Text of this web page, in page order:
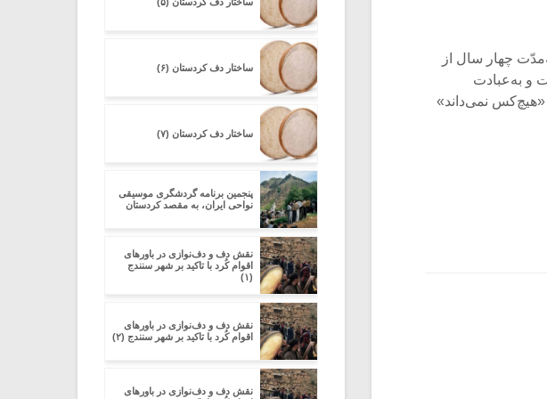
چهار سال از
و به‌عبادت
«هیچ‌کس نمی‌داند»
ساختار دف کردستان (۶)
ساختار دف کردستان (۷)
پنجمین برنامه گردشگری موسیقی
نواحی ایران، به مقصد کردستان
نقش دف و دف‌نوازی در باورهای
اقوام کُرد با تاکید بر شهر سنندج
(۱)
نقش دف و دف‌نوازی در باورهای
اقوام کُرد با تاکید بر شهر سنندج (۲)
نقش دف و دف‌نوازی در باورهای